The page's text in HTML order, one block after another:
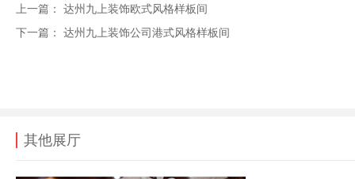
上一篇： 达州九上装饰欧式风格样板间
下一篇： 达州九上装饰公司港式风格样板间
其他展厅